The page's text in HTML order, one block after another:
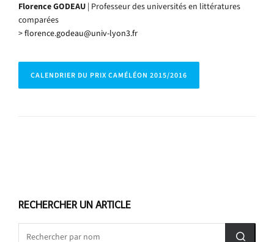
Florence GODEAU | Professeur des universités en littératures
comparées
>florence.godeau@univ-lyon3.fr
CALENDRIER DU PRIX CAMÉLÉON 2015/2016
RECHERCHER UN ARTICLE